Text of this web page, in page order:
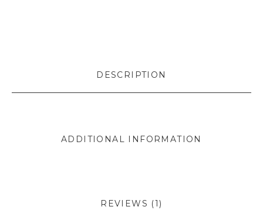
DESCRIPTION
ADDITIONAL INFORMATION
REVIEWS (1)